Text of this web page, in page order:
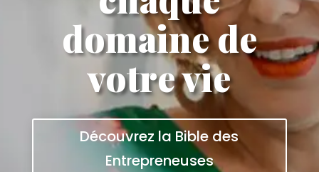
domaine de
votre vie
Découvrez la Bible des
Entrepreneuses